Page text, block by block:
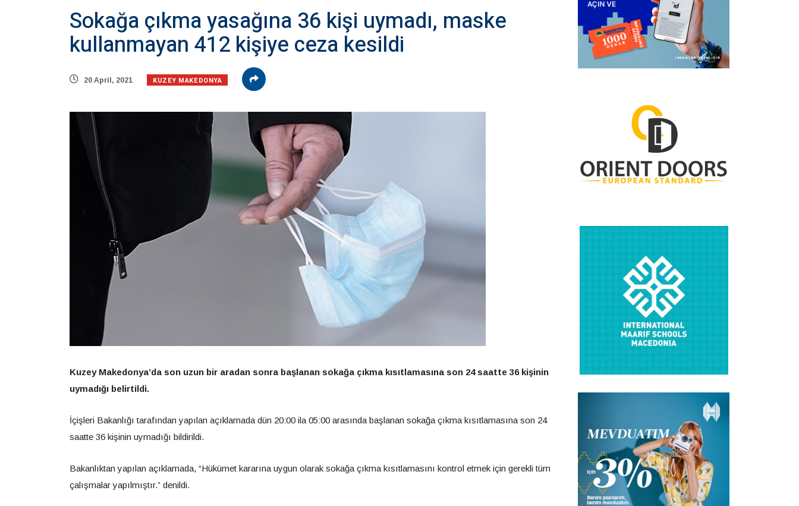
Sokağa çıkma yasağına 36 kişi uymadı, maske
kullanmayan 412 kişiye ceza kesildi
20 April, 2021 KUZEY MAKEDONYA
Kuzey Makedonya’da son uzun bir aradan sonra başlanan sokağa çıkma kısıtlamasına son 24 saatte 36 kişinin
uymadığı belirtildi.
İçişleri Bakanlığı tarafından yapılan açıklamada dün 20:00 ila 05:00 arasında başlanan sokağa çıkma kısıtlamasına son 24
saatte 36 kişinin uymadığı bildirildi.
Bakanlıktan yapılan açıklamada, “Hükümet kararına uygun olarak sokağa çıkma kısıtlamasını kontrol etmek için gerekli tüm
çalışmalar yapılmıştır.” denildi.